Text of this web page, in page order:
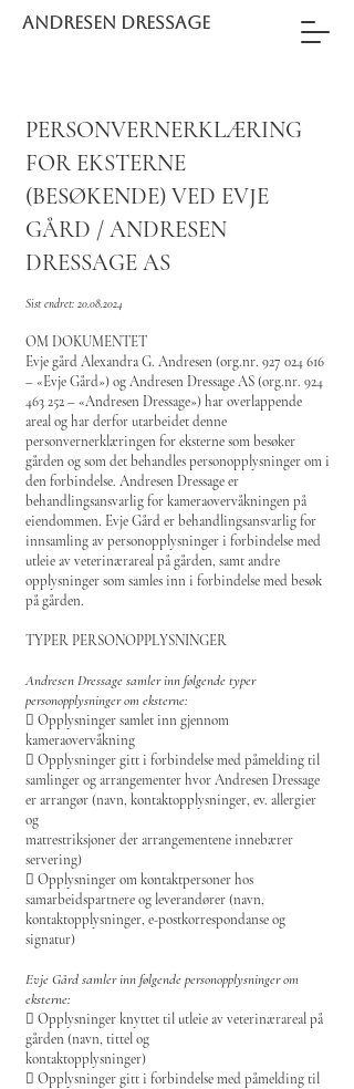
ANDRESEN DRESSAGE
PERSONVERNERKLÆRING
FOR EKSTERNE
(BESØKENDE) VED EVJE
GÅRD / ANDRESEN
DRESSAGE AS
Sist endret: 20.08.2024
OM DOKUMENTET
Evje gård Alexandra G. Andresen (org.nr. 927 024 616
– «Evje Gård») og Andresen Dressage AS (org.nr. 924
463 252– «Andresen Dressage») har overlappende
areal og har derfor utarbeidet denne
personvernerklæringen for eksterne som besøker
gården og som det behandles personopplysninger om i
den forbindelse. Andresen Dressage er
behandlingsansvarlig for kameraovervåkningen på
eiendommen. Evje Gård er behandlingsansvarlig for
innsamling av personopplysninger i forbindelse med
utleie av veterinærareal på gården, samt andre
opplysninger som samles inn i forbindelse med besøk
på gården.
TYPER PERSONOPPLYSNINGER
Andresen Dressage samler inn følgende typer
personopplysninger om eksterne:
 Opplysninger samlet inn gjennom
kameraovervåkning
 Opplysninger gitt i forbindelse med påmelding til
samlinger og arrangementer hvor Andresen Dressage
er arrangør (navn, kontaktopplysninger, ev. allergier
og
matrestriksjoner der arrangementene innebærer
servering)
 Opplysninger om kontaktpersoner hos
samarbeidspartnere og leverandører (navn,
kontaktopplysninger, e-postkorrespondanse og
signatur)
Evje Gård samler inn følgende personopplysninger om
eksterne:
 Opplysninger knyttet til utleie av veterinærareal på
gården (navn, tittel og
kontaktopplysninger)
 Opplysninger gitt i forbindelse med påmelding til